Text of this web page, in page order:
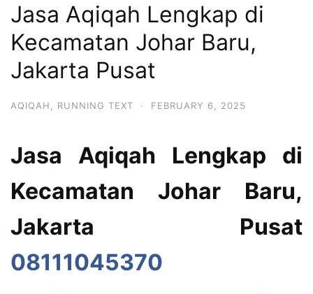
Jasa Aqiqah Lengkap di
Kecamatan Johar Baru,
Jakarta Pusat
AQIQAH RUNNING TEXT · FEBRUARY 6, 2025
Jasa Aqiqah Lengkap di
Kecamatan Johar Baru,
Jakarta Pusat
08111045370